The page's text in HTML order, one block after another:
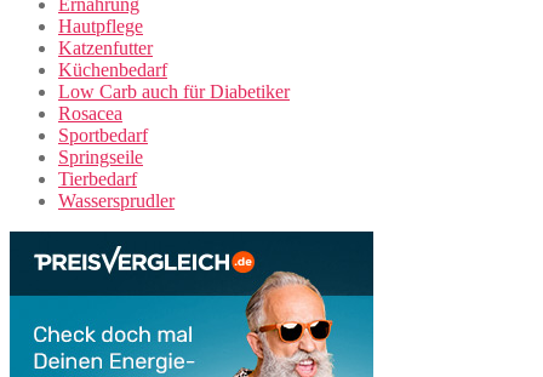
Ernährung
Hautpflege
Katzenfutter
Küchenbedarf
Low Carb auch für Diabetiker
Rosacea
Sportbedarf
Springseile
Tierbedarf
Wassersprudler